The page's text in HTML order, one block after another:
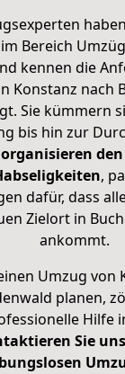
haben
im Bereich
kennen die
Konstanz nach
Sie kümmern
bis hin zur
organisieren
,
dafür, dass
Zielort in
ankommt.
Umzug von
planen,
Hilfe
Sie